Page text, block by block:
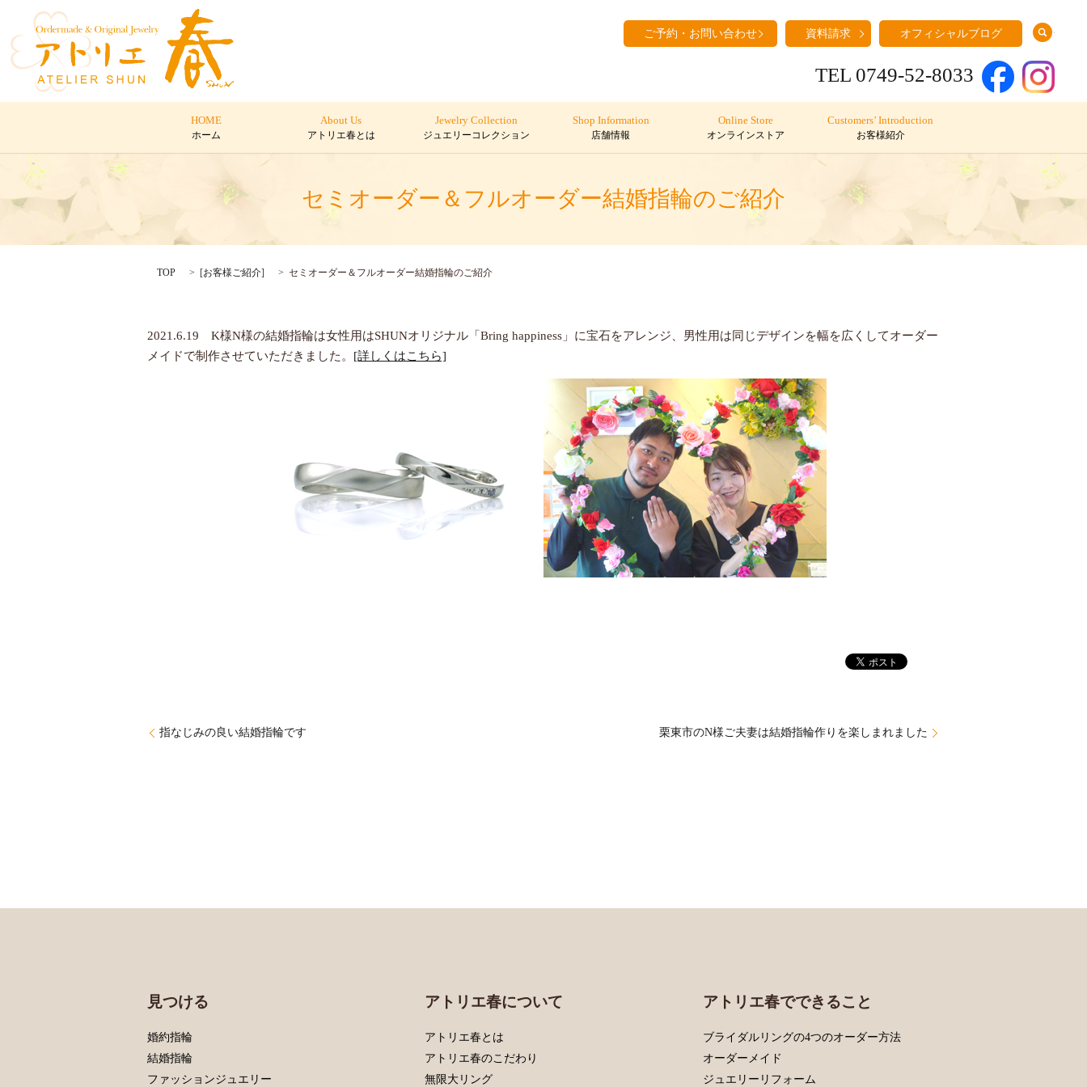
ご予約・お問い合わせ 資料請求 オフィシャルブログ
TEL 0749-52-8033
HOME
ホーム
About Us
アトリエ春とは
Jewelry Collection
ジュエリーコレクション
Shop Information
店舗情報
Online Store
オンラインストア
Customers’ Introduction
お客様紹介
セミオーダー＆フルオーダー結婚指輪のご紹介
TOP [お客様ご紹介] セミオーダー＆フルオーダー結婚指輪のご紹介
2021.6.19 K様N様の結婚指輪は女性用はSHUNオリジナル 「Bring happiness」に宝石をアレンジ、男性用は同じデザインを幅を広くしてオーダー
メイドで制作させていただきました。 [詳しくはこちら]
指なじみの良い結婚指輪です 栗東市のN様ご夫妻は結婚指輪作りを楽しまれました
見つける
婚約指輪
結婚指輪
ファッションジュエリー
アトリエ春について
アトリエ春とは
アトリエ春のこだわり
無限大リング
アトリエ春でできること
ブライダルリングの4つのオーダー方法
オーダーメイド
ジュエリーリフォーム